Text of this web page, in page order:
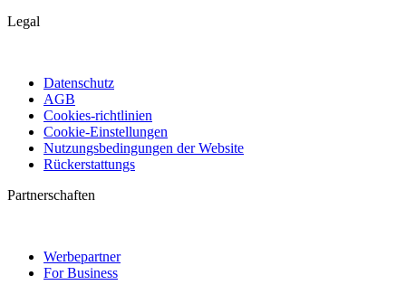
Legal
Datenschutz
AGB
Cookies-richtlinien
Cookie-Einstellungen
Nutzungsbedingungen der Website
Rückerstattungs
Partnerschaften
Werbepartner
For Business